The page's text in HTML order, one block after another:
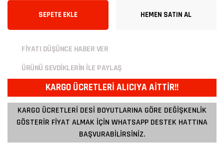
SEPETE EKLE HEMEN SATIN AL
FİYATI DÜŞÜNCE HABER VER
ÜRÜNÜ SEVDİKLERİN İLE PAYLAŞ
KARGO ÜCRETLERİ ALICIYA AİTTİR!!
KARGO ÜCRETLERİ DESİ BOYUTLARINA GÖRE DEĞİŞKENLİK
GÖSTERİR FİYAT ALMAK İÇİN WHATSAPP DESTEK HATTINA
BAŞVURABİLİRSİNİZ.